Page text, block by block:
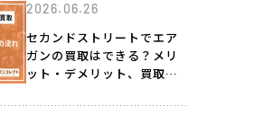
2026.06.26
セカンドストリートでエア
ガンの買取はできる？メリ
ット・デメリット、買取の